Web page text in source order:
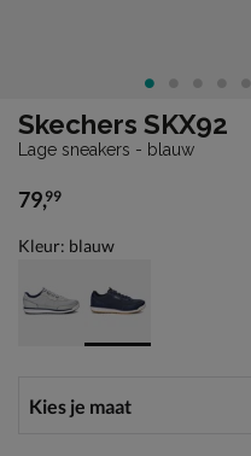
Skechers SKX92
Lage sneakers - blauw
€ 79,99
79,99
Kleur: blauw